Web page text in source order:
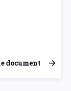
document